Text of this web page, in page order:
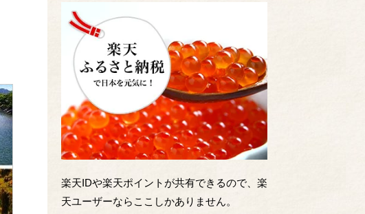
楽天IDや楽天ポイントが共有できるので、楽
天ユーザーならここしかありません。